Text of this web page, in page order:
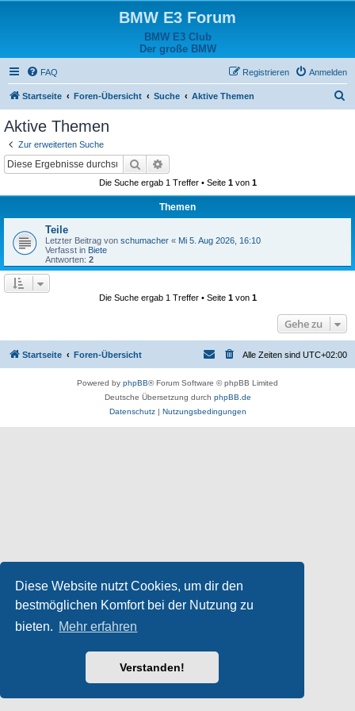
Diese Website nutzt Cookies, um dir den
bestmöglichen Komfort bei der Nutzung zu
bieten. Mehr erfahren
Verstanden!
BMW E3 Forum
BMW E3 Club
Der große BMW
FAQ Anmelden
Registrieren
Startseite Foren-Übersicht Suche Aktive Themen
Aktive Themen
Zur erweiterten Suche
Suche
Die Suche ergab 1 Treffer • Seite 1von 1
Themen
Teile
Letzter Beitrag von schumacher « Mi 5. Aug 2026, 16:10
Verfasst in Biete
Antworten: 2
Die Suche ergab 1 Treffer • Seite 1von 1
Gehe zu
Startseite Foren-Übersicht Alle Zeiten sind UTC+02:00
Powered by phpBB® Forum Software © phpBB Limited
Deutsche Übersetzung durch phpBB.de
Datenschutz| Nutzungsbedingungen